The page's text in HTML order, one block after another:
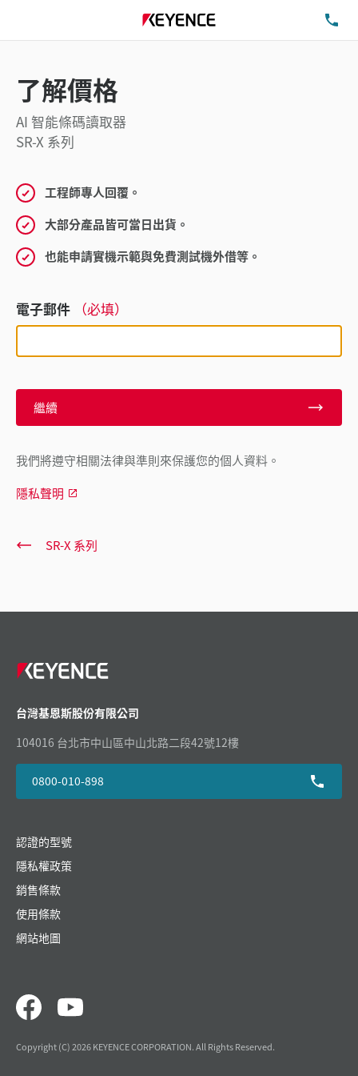
了解價格
AI 智能條碼讀取器
SR-X 系列
工程師專人回覆。
大部分產品皆可當日出貨。
也能申請實機示範與免費測試機外借等。
電子郵件 （必填）
繼續
我們將遵守相關法律與準則來保護您的個人資料。
隱私聲明
SR-X 系列
台灣基恩斯股份有限公司
104016 台北市中山區中山北路二段42號12樓
0800-010-898
認證的型號
隱私權政策
銷售條款
使用條款
網站地圖
Copyright (C) 2026 KEYENCE CORPORATION. All Rights Reserved.